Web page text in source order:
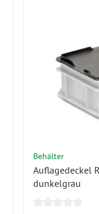
Behälter
Auflagedeckel
dunkelgrau